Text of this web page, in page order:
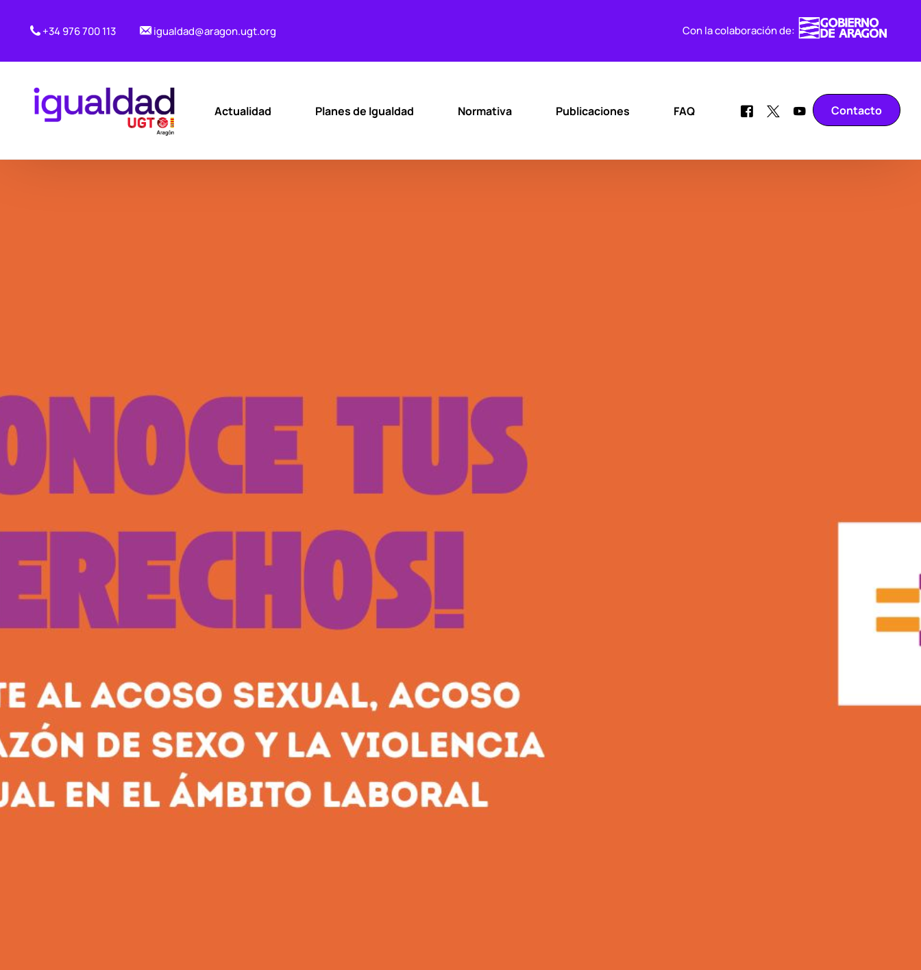
+34 976 700 113 igualdad@aragon.ugt.org Con la colaboración de:
Actualidad Planes de Igualdad Normativa Publicaciones FAQ Contacto